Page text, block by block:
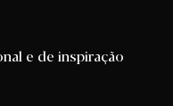
e de inspiração